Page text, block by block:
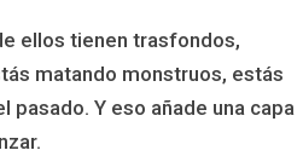
ellos tienen trasfondos,
matando monstruos, estás
Y eso añade una capa